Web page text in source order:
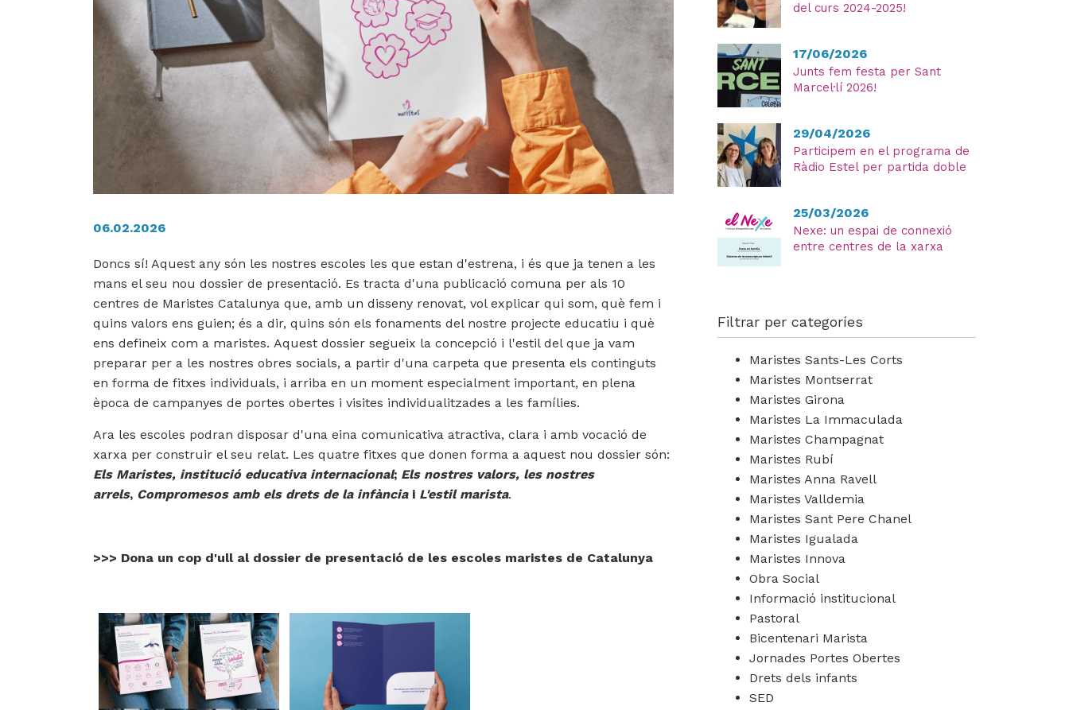
06.02.2026
Doncs sí! Aquest any són les nostres escoles les que estan d'estrena, i és que ja tenen a les
mans el seu nou dossier de presentació. Es tracta d'una publicació comuna per als 10
centres de Maristes Catalunya que, amb un disseny renovat, vol explicar qui som, què fem i
quins valors ens guien; és a dir, quins són els fonaments del nostre projecte educatiu i què
ens defineix com a maristes. Aquest dossier segueix la concepció i l'estil del que ja vam
preparar per a les nostres obres socials, a partir d'una carpeta que presenta els continguts
en forma de fitxes individuals, i arriba en un moment especialment important, en plena
època de campanyes de portes obertes i visites individualitzades a les famílies.
Ara les escoles podran disposar d'una eina comunicativa atractiva, clara i amb vocació de
xarxa per construir el seu relat. Les quatre fitxes que donen forma a aquest nou dossier són:
Els Maristes, institució educativa internacional; Els nostres valors, les nostres
arrels, Compromesos amb els drets de la infància i L'estil marista.
>>> Dona un cop d'ull al dossier de presentació de les escoles maristes de Catalunya
Imatge Imatge
del curs 2024-2025!
17/06/2026
Junts fem festa per Sant
Marcel·lí 2026!
29/04/2026
Participem en el programa de
Ràdio Estel per partida doble
25/03/2026
Nexe: un espai de connexió
entre centres de la xarxa
Filtrar per categoríes
Maristes Sants-Les Corts
Maristes Montserrat
Maristes Girona
Maristes La Immaculada
Maristes Champagnat
Maristes Rubí
Maristes Anna Ravell
Maristes Valldemia
Maristes Sant Pere Chanel
Maristes Igualada
Maristes Innova
Obra Social
Informació institucional
Pastoral
Bicentenari Marista
Jornades Portes Obertes
Drets dels infants
SED